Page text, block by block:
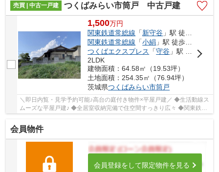
売買 | 中古一戸建
つくばみらい市筒戸 中古戸建
1,500万円
関東鉄道常総線 「新守谷 」駅 徒歩11分
関東鉄道常総線 「小絹 」駅 徒歩19分
つくばエクスプレス
「守谷 」駅 徒歩32分
2LDK
建物面積：64.58㎡（19.53坪）
土地面積：254.35㎡（76.94坪）
茨城県つくばみらい市筒戸
＼即日内覧・見学予約可能♪高台の庭付き物件×平屋戸建／ ◆生活動線ス
ムーズな平屋戸建♪ ◆全居室収納完備で住空間すっきり広々 ◆関東鉄道
会員物件
会員登録をして限定物件を見る